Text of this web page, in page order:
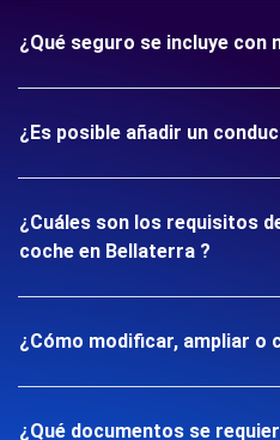
¿Qué seguro se incluye con
¿Es posible añadir un
¿Cuáles son los requisitos
coche en Bellaterra ?
¿Cómo modificar, ampliar o
¿Qué documentos se